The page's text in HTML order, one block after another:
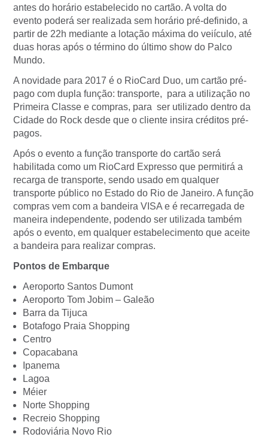
antes do horário estabelecido no cartão. A volta do
evento poderá ser realizada sem horário pré-definido, a
partir de 22h mediante a lotação máxima do veiículo, até
duas horas após o término do último show do Palco
Mundo.
A novidade para 2017 é o RioCard Duo, um cartão pré-
pago com dupla função: transporte, para a utilização no
Primeira Classe e compras, para ser utilizado dentro da
Cidade do Rock desde que o cliente insira créditos pré-
pagos.
Após o evento a função transporte do cartão será
habilitada como um RioCard Expresso que permitirá a
recarga de transporte, sendo usado em qualquer
transporte público no Estado do Rio de Janeiro. A função
compras vem com a bandeira VISA e é recarregada de
maneira independente, podendo ser utilizada também
após o evento, em qualquer estabelecimento que aceite
a bandeira para realizar compras.
Pontos de Embarque
Aeroporto Santos Dumont
Aeroporto Tom Jobim – Galeão
Barra da Tijuca
Botafogo Praia Shopping
Centro
Copacabana
Ipanema
Lagoa
Méier
Norte Shopping
Recreio Shopping
Rodoviária Novo Rio